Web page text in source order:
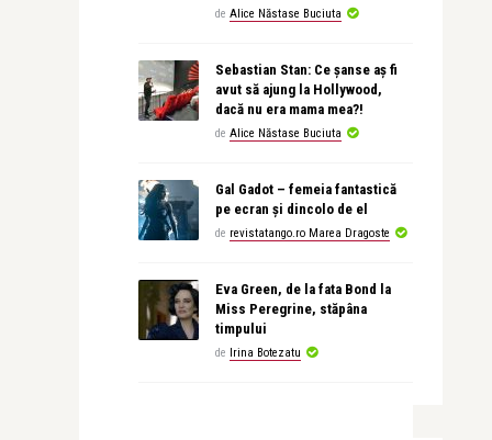
de Alice Năstase Buciuta
Sebastian Stan: Ce șanse aș fi
avut să ajung la Hollywood,
dacă nu era mama mea?!
de Alice Năstase Buciuta
Gal Gadot – femeia fantastică
pe ecran și dincolo de el
de revistatango.ro Marea Dragoste
Eva Green, de la fata Bond la
Miss Peregrine, stăpâna
timpului
de Irina Botezatu